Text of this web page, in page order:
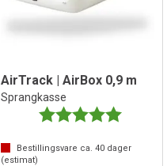
AirTrack | AirBox 0,9 m
Sprangkasse
Karakter:
Bestillingsvare ca. 40dager
(estimat)